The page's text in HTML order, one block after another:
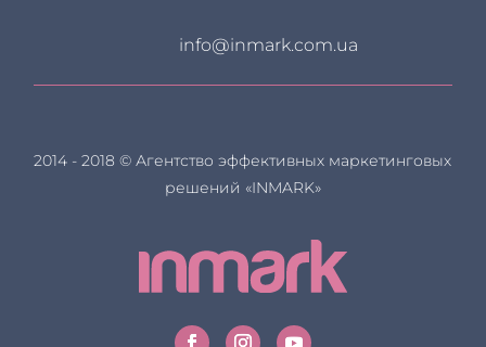
info@inmark.com.ua
2014 - 2018 © Агентство эффективных маркетинговых
решений «INMARK»